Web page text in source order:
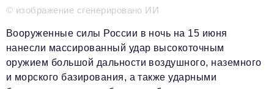
Отдел по работе с партнерами
© изображение сгенерировано ИИ
Вооруженные силы России в ночь на 15 июня
нанесли массированный удар высокоточным
оружием большой дальности воздушного, наземного
и морского базирования, а также ударными